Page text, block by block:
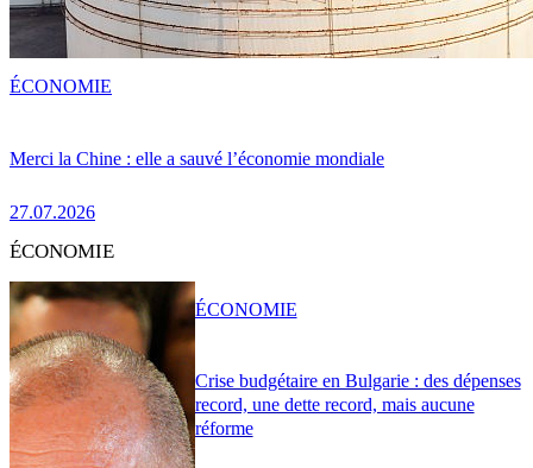
Merci la Chine : elle a sauvé l’économie mondiale
27.07.2026
ÉCONOMIE
ÉCONOMIE
Crise budgétaire en Bulgarie : des dépenses
record, une dette record, mais aucune
réforme
ÉCONOMIE